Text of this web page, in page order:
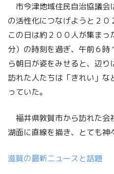
市今津地域住民自治協議会
の活性化につなげようと２０
この日は約２００人が集まっ
分）の時刻を過ぎ、午前６
ら朝日が姿をみせると、辺り
訪れた人たちは「きれい」
っていた。
福井県敦賀市から訪れた会
湖面に直線を描き、とても神
滋賀の最新ニュースと話題